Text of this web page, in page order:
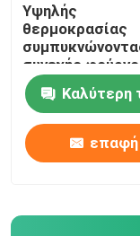
Υψηλής
θερμοκρασίας
συνεχής
προωθητών με
ράβδους
του πυριτίου
δομικά μέρη
αλουμίνας
Καλύτερη
επαφή